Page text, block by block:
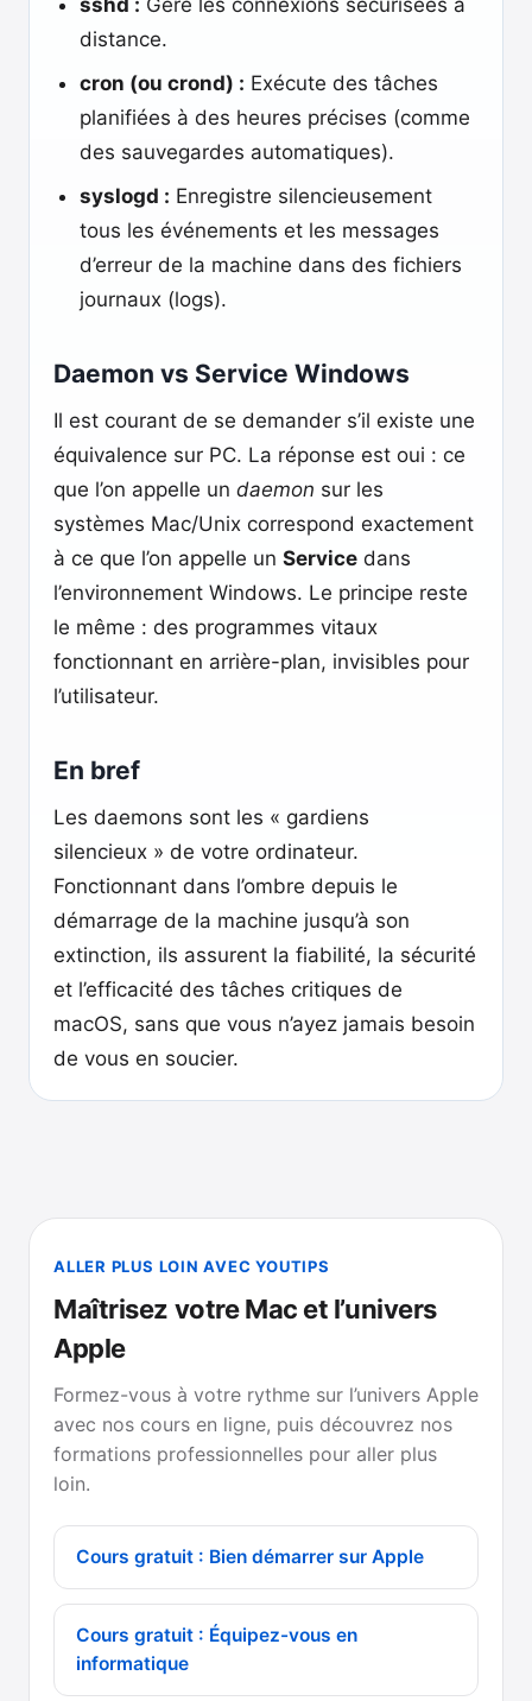
sshd : Gère les connexions sécurisées à
distance.
cron (ou crond) : Exécute des tâches
planifiées à des heures précises (comme
des sauvegardes automatiques).
syslogd : Enregistre silencieusement
tous les événements et les messages
d’erreur de la machine dans des fichiers
journaux (logs).
Daemon vs Service Windows
Il est courant de se demander s’il existe une
équivalence sur PC. La réponse est oui : ce
que l’on appelle un daemon sur les
systèmes Mac/Unix correspond exactement
à ce que l’on appelle un Service dans
l’environnement Windows. Le principe reste
le même : des programmes vitaux
fonctionnant en arrière-plan, invisibles pour
l’utilisateur.
En bref
Les daemons sont les « gardiens
silencieux » de votre ordinateur.
Fonctionnant dans l’ombre depuis le
démarrage de la machine jusqu’à son
extinction, ils assurent la fiabilité, la sécurité
et l’efficacité des tâches critiques de
macOS, sans que vous n’ayez jamais besoin
de vous en soucier.
ALLER PLUS LOIN AVEC YOUTIPS
Maîtrisez votre Mac et l’univers
Apple
Formez-vous à votre rythme sur l’univers Apple
avec nos cours en ligne, puis découvrez nos
formations professionnelles pour aller plus
loin.
Cours gratuit : Bien démarrer sur Apple
Cours gratuit : Équipez-vous en
informatique